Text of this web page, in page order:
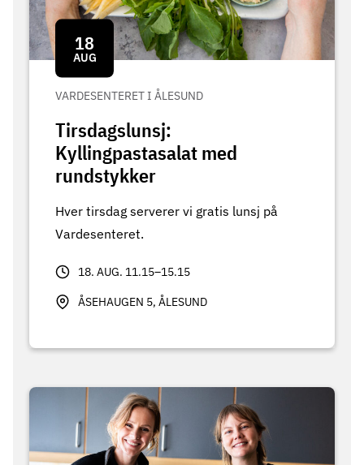
18
AUG
VARDESENTERET I ÅLESUND
Tirsdagslunsj:
Kyllingpastasalat med
rundstykker
Hver tirsdag serverer vi gratis lunsj på
Vardesenteret.
18. AUG. 11.15–15.15
ÅSEHAUGEN 5, ÅLESUND